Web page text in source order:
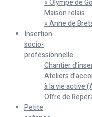
« Olympe de
Maison relais
« Anne de
Insertion
socio-
professionnelle
Chantier
Ateliers
à la vie active
Offre de
Petite